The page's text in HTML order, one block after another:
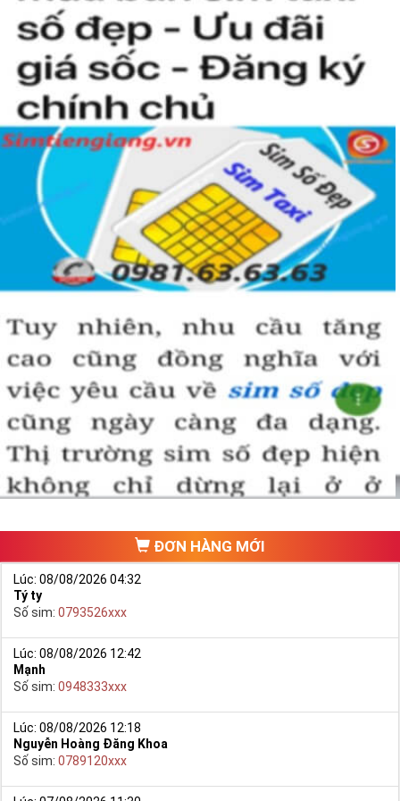
người khác cũng sẽ biết được vị trí của bạn trong xã hội là như thế
nào rồi?
Hướng dẫn mua Sim Tứ Quý 2 tại
Simtiengiang.vn.
Sim Tiền Giang là đơn vị cung cấp
Tứ Quý, sim giá rẻ uy
tín chất lượng.
Chọn mua sim số đẹp thường mất nhiều thời gian ở khoản lựa số,
một số phải vừa đẹp, vừa tốt về phong thủy thì mới là sim hoàn
hảo. Vậy phải làm sao?
- Cách nhanh nhất để chọn mua được Sim Tứ Quý 2 là bạn vào
trang chủ của Sim Tiền Giang, chọn mục “
Sim giảm giá
“ ở ngay đầu
trang chủ. Đây là danh sách sim được đại lý giảm giá vì một số lý
Ngoài ra quý khách chưa ưng ý về Sim Tứ Quý 2 có cũng thể tham
khảo thêm Sim Vinaphone,Sim Gmobile, Sim Tứ Quý Giữa
ĐƠN HÀNG MỚI
Lúc: 08/08/2026 04:32
Tý ty
Số sim: 0793526xxx
Lúc: 08/08/2026 12:42
Mạnh
Số sim: 0948333xxx
Lúc: 08/08/2026 12:18
Nguyễn Hoàng Đăng Khoa
Số sim: 0789120xxx